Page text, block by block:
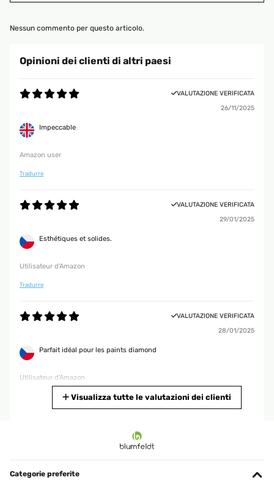
Nessun commento per questo articolo.
Opinioni dei clienti di altri paesi
VALUTAZIONE VERIFICATA
26/11/2025
Impeccable
Amazon user
Tradurre
VALUTAZIONE VERIFICATA
29/01/2025
Esthétiques et solides.
Utilisateur d'Amazon
Tradurre
VALUTAZIONE VERIFICATA
28/01/2025
Parfait idéal pour les paints diamond
Utilisateur d'Amazon
Visualizza tutte le valutazioni dei clienti
Categorie preferite